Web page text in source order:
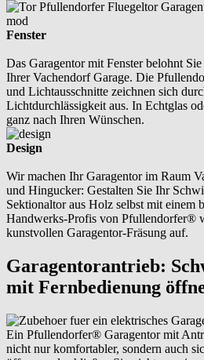
Fenster
Das Garagentor mit Fenster belohnt
Ihrer Vachendorf Garage. Die
und Lichtausschnitte zeichnen sich
Lichtdurchlässigkeit aus. In Echtglas
ganz nach Ihren Wünschen.
Design
Wir machen Ihr Garagentor im Raum
und Hingucker: Gestalten Sie Ihr
Sektionaltor aus Holz selbst mit einem
Handwerks-Profis von Pfullendorfer®
kunstvollen Garagentor-Fräsung auf.
Garagentorantrieb:
mit Fernbedienung
Ein Pfullendorfer® Garagentor mit
nicht nur komfortabler, sondern auch